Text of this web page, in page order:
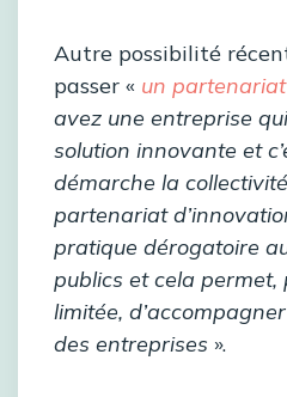
Autre possibilité
passer « un
avez une entreprise
solution innovante et
démarche la
partenariat
pratique dérogatoire
publics et cela permet,
limitée,
des entreprises ».